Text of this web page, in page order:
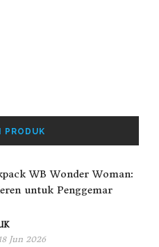
PRODUK
WB Wonder Woman:
untuk Penggemar
18 Jun 2026